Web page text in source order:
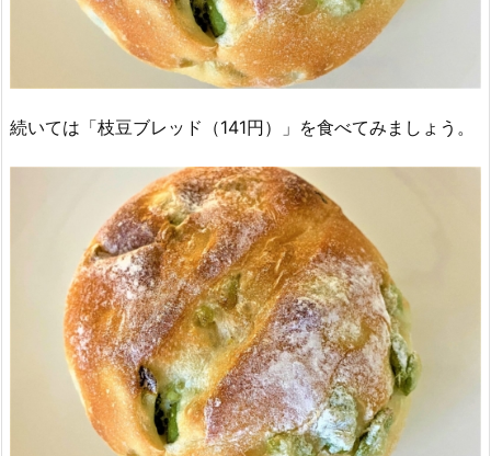
続いては「枝豆ブレッド（141円）」を食べてみましょう。